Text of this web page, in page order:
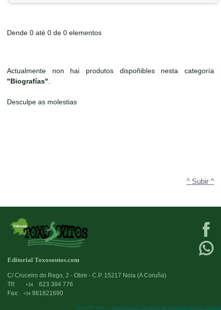
Dende 0 até 0 de 0 elementos
Actualmente non hai produtos dispoñibles nesta categoría
"Biografías"
Desculpe as molestias
^ Subir ^
Editorial Toxosoutos.com
C/ Cruceiro do Rego, 2 - Obre - C.P. 15217 Noia (A Coruña)
Tlf:
+34
623 384 776
Fax:
+34 981821690
Deseño web:-> kantaronet - Deseño de páxinas web en Galicia